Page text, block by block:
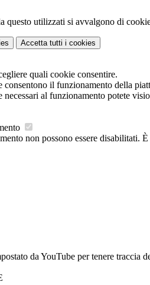
questo utilizzati si avvalgono di
Accetta tutti i cookies
quali cookie consentire.
consentono il funzionamento della
al funzionamento potete
non possono essere disabilitati.
da YouTube per tenere traccia